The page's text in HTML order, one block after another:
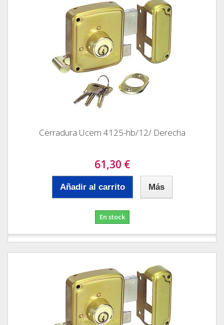
Cerradura Ucem 4125-hb/12/ Derecha
61,30 €
Añadir al carrito Más
En stock